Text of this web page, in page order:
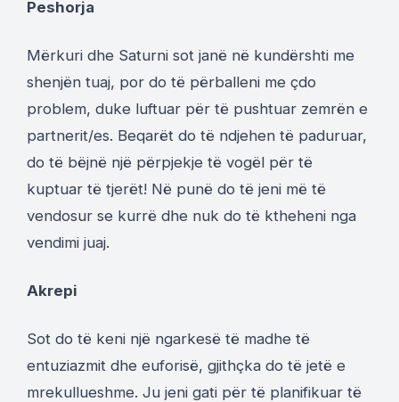
Peshorja
Mërkuri dhe Saturni sot janë në kundërshti me
shenjën tuaj, por do të përballeni me çdo
problem, duke luftuar për të pushtuar zemrën e
partnerit/es. Beqarët do të ndjehen të paduruar,
do të bëjnë një përpjekje të vogël për të
kuptuar të tjerët! Në punë do të jeni më të
vendosur se kurrë dhe nuk do të ktheheni nga
vendimi juaj.
Akrepi
Sot do të keni një ngarkesë të madhe të
entuziazmit dhe euforisë, gjithçka do të jetë e
mrekullueshme. Ju jeni gati për të planifikuar të